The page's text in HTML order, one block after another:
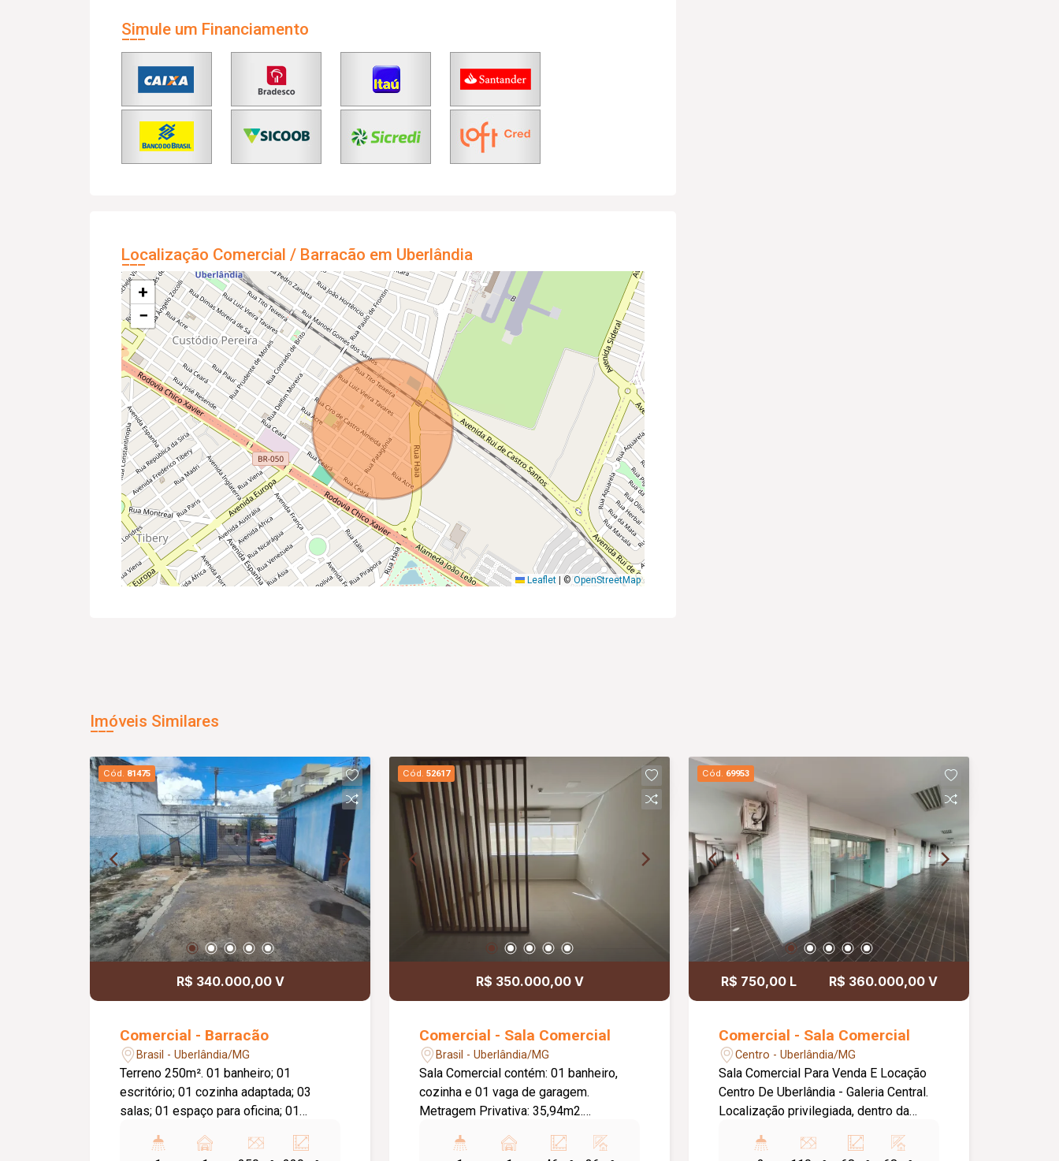
Simule um Financiamento
Localização Comercial / Barracão em Uberlândia
+
−
Leaflet ©OpenStreetMap
Imóveis Similares
Cód. 81475
R$ 340.000,00 V
Comercial - Barracão
Brasil - Uberlândia/MG
Terreno 250m². 01 banheiro; 01
escritório; 01 cozinha adaptada; 03
salas; 01 espaço para oficina; 01
Cód. 52617
R$ 350.000,00 V
Comercial - Sala Comercial
Brasil - Uberlândia/MG
Sala Comercial contém: 01 banheiro,
cozinha e 01 vaga de garagem.
Metragem Privativa: 35,94m2.
Portaria, Elevadores, Câmeras
Cód. 69953
R$ 750,00 L R$ 360.000,00 V
Comercial - Sala Comercial
Centro - Uberlândia/MG
Sala Comercial Para Venda E Locação
Centro De Uberlândia - Galeria Central.
Localização privilegiada, dentro da
com Área Privativa de 34,37m² e Área